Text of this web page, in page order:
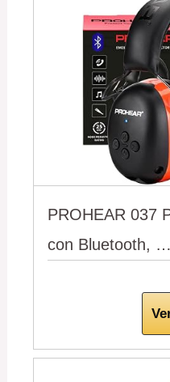
PROHEAR 037
con Bluetooth, …